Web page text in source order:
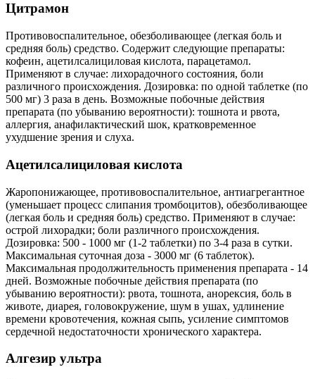
Цитрамон
Противовоспалительное, обезболивающее (легкая боль и
средняя боль) средство. Содержит следующие препараты:
кофеин, ацетилсалициловая кислота, парацетамол.
Применяют в случае: лихорадочного состояния, боли
различного происхождения. Дозировка: по одной таблетке (по
500 мг) 3 раза в день. Возможные побочные действия
препарата (по убыванию вероятности): тошнота и рвота,
аллергия, анафилактический шок, кратковременное
ухудшение зрения и слуха.
Ацетилсалициловая кислота
Жаропонижающее, противовоспалительное, антиагрегантное
(уменьшает процесс слипания тромбоцитов), обезболивающее
(легкая боль и средняя боль) средство. Применяют в случае:
острой лихорадки; боли различного происхождения.
Дозировка: 500 - 1000 мг (1-2 таблетки) по 3-4 раза в сутки.
Максимальная суточная доза - 3000 мг (6 таблеток).
Максимальная продолжительность применения препарата - 14
дней. Возможные побочные действия препарата (по
убыванию вероятности): рвота, тошнота, анорексия, боль в
животе, диарея, головокружение, шум в ушах, удлинение
времени кровотечения, кожная сыпь, усиление симптомов
сердечной недостаточности хронического характера.
Алгезир ультра